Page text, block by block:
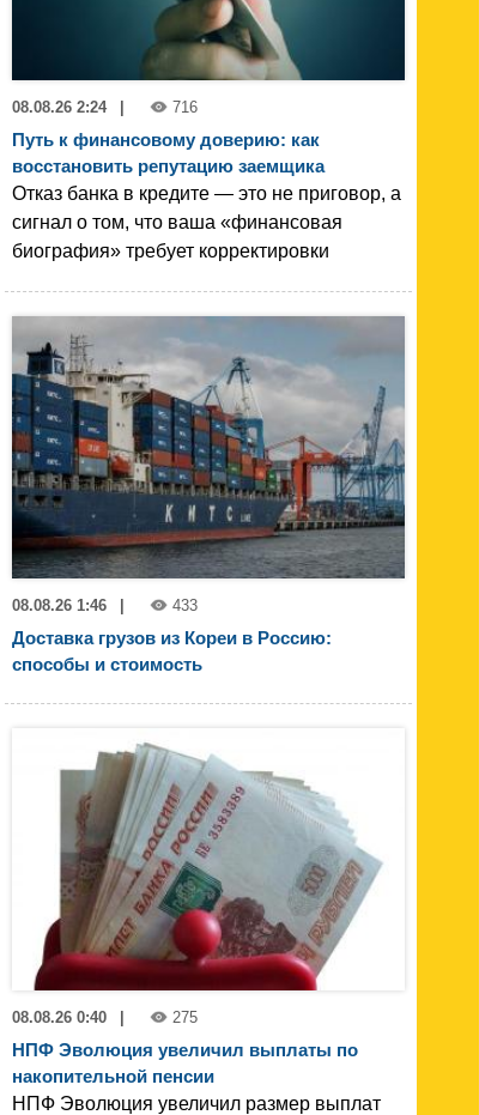
08.08.26 2:24 716
Путь к финансовому доверию: как
восстановить репутацию заемщика
Отказ банка в кредите — это не приговор, а
сигнал о том, что ваша «финансовая
биография» требует корректировки
08.08.26 1:46 433
Доставка грузов из Кореи в Россию:
способы и стоимость
08.08.26 0:40 275
НПФ Эволюция увеличил выплаты по
накопительной пенсии
НПФ Эволюция увеличил размер выплат